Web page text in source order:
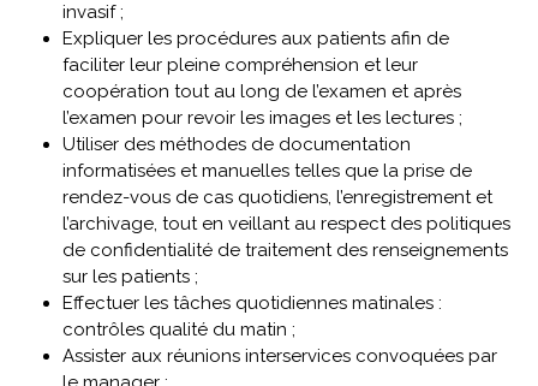
invasif ;
Expliquer les procédures aux patients afin de
faciliter leur pleine compréhension et leur
coopération tout au long de l’examen et après
l’examen pour revoir les images et les lectures ;
Utiliser des méthodes de documentation
informatisées et manuelles telles que la prise de
rendez-vous de cas quotidiens, l’enregistrement et
l’archivage, tout en veillant au respect des politiques
de confidentialité de traitement des renseignements
sur les patients ;
Effectuer les tâches quotidiennes matinales :
contrôles qualité du matin ;
Assister aux réunions interservices convoquées par